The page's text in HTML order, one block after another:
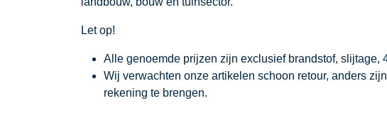
Let op!
Alle genoemde prijzen zijn exclusief brandstof, slijtage,
Wij verwachten onze artikelen schoon retour, anders
rekening te brengen.